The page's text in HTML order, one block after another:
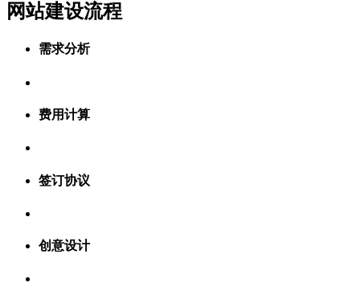
网站建设流程
需求分析
费用计算
签订协议
创意设计